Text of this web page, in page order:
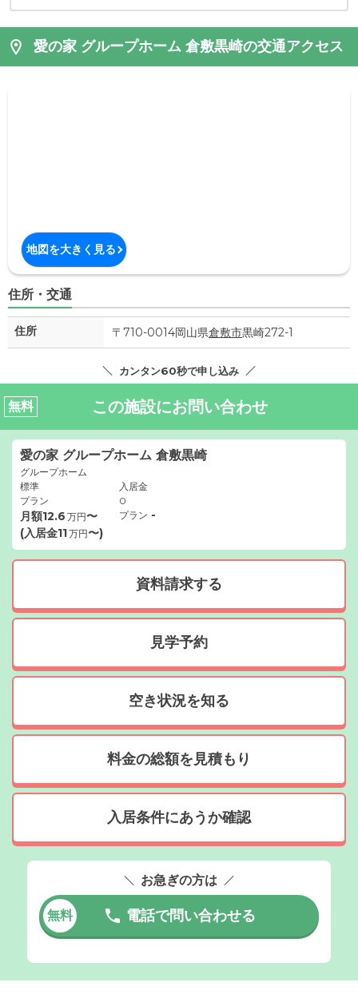
愛の家 グループホーム 倉敷黒崎の交通アクセス
地図を大きく見る
住所・交通
住所 〒710-0014岡山県倉敷市黒崎272-1
カンタン60秒で申し込み
無料 この施設にお問い合わせ
愛の家 グループホーム 倉敷黒崎
グループホーム
標準
プラン
月額12.6 万円〜
(入居金11万円〜)
入居金
0
プラン -
資料請求する
見学予約
空き状況を知る
料金の総額を見積もり
入居条件にあうか確認
お急ぎの方は
無料 電話で問い合わせる